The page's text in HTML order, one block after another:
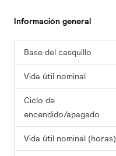
Información general
Base del casquillo
Vida útil nominal
Ciclo de
encendido/apagado
Vida útil nominal (horas)